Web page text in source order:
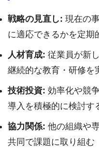
戦略の見直し: 現在の
に適応できるかを定期
人材育成: 従業員が新
継続的な教育・研修を
技術投資: 効率化や競
導入を積極的に検討す
協力関係: 他の組織や
共同で課題に取り組む